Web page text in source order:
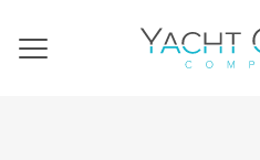
Navigation